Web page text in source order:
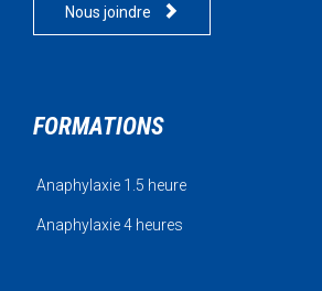
Nous joindre 
FORMATIONS
Anaphylaxie 1.5 heure
Anaphylaxie 4 heures